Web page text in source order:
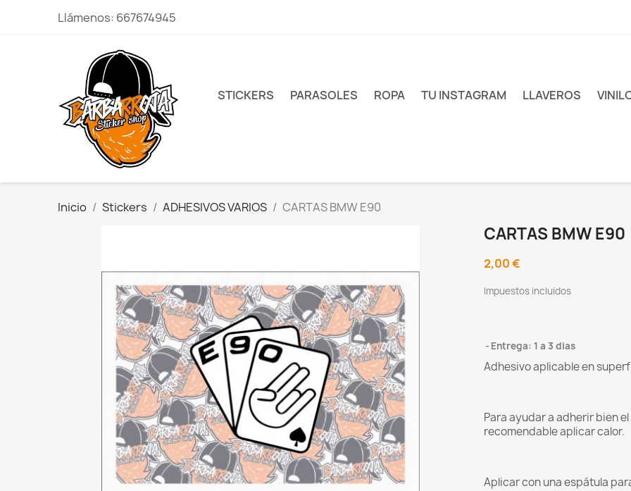
Llámenos: 667674945
STICKERS PARASOLES ROPA TU INSTAGRAM LLAVEROS
Inicio Stickers ADHESIVOS VARIOS CARTAS BMW E90
CARTAS BMW E90
2,00 €
Impuestos incluidos
Entrega: 1 a 3 dias
Adhesivo aplicable en
Para ayudar a adherir bien
recomendable aplicar calor.
Aplicar con una espátula